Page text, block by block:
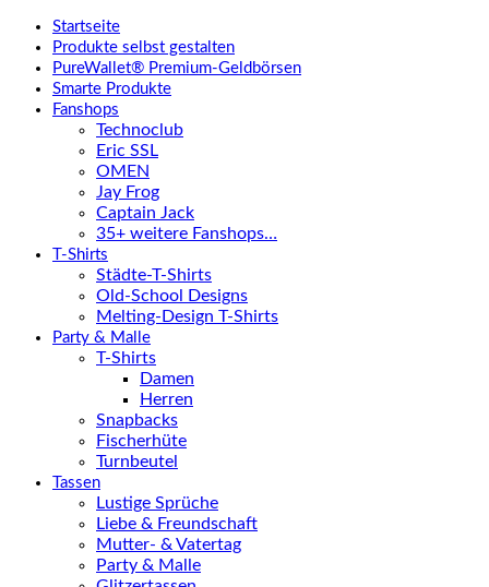
Startseite
Produkte selbst gestalten
PureWallet® Premium-Geldbörsen
Smarte Produkte
Fanshops
Technoclub
Eric SSL
OMEN
Jay Frog
Captain Jack
35+ weitere Fanshops…
T-Shirts
Städte-T-Shirts
Old-School Designs
Melting-Design T-Shirts
Party & Malle
T-Shirts
Damen
Herren
Snapbacks
Fischerhüte
Turnbeutel
Tassen
Lustige Sprüche
Liebe & Freundschaft
Mutter- & Vatertag
Party & Malle